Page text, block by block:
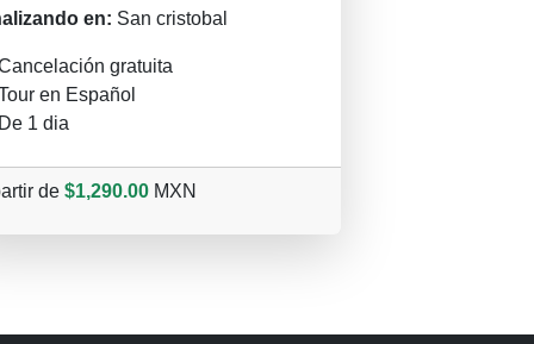
en: San cristobal
gratuita
en Español
De 1 dia
de $1,290.00 MXN